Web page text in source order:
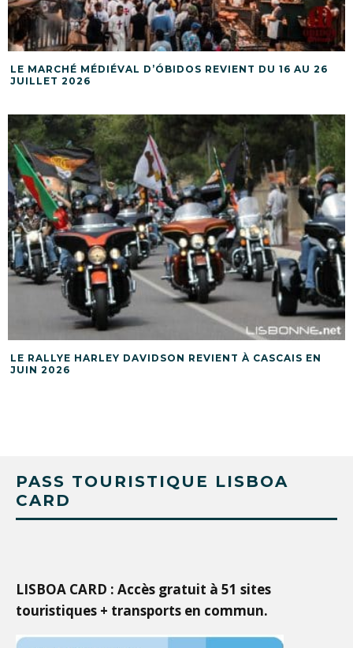
LE MARCHÉ MÉDIÉVAL D’ÓBIDOS REVIENT DU 16 AU 26
JUILLET 2026
LE RALLYE HARLEY DAVIDSON REVIENT À CASCAIS EN
JUIN 2026
PASS TOURISTIQUE LISBOA
CARD
LISBOA CARD : Accès gratuit à 51 sites
touristiques + transports en commun.